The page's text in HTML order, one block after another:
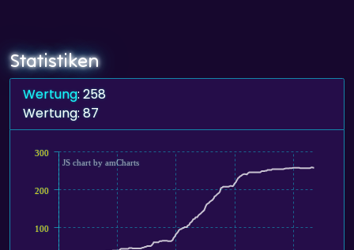
Statistiken
Wertung: 258
Wertung: 87
100
200
300
JS chart by amCharts